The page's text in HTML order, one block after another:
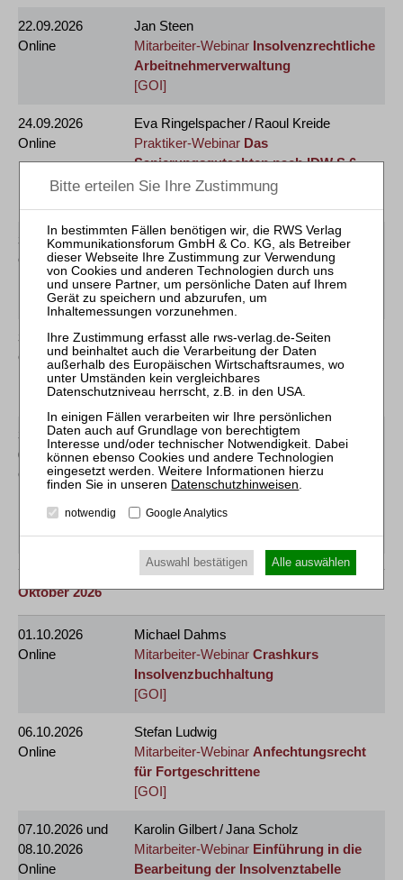
22.09.2026
Online
Jan Steen
Mitarbeiter-Webinar Insolvenzrechtliche
Arbeitnehmerverwaltung
[GOI]
24.09.2026
Online
Eva Ringelspacher / Raoul Kreide
Praktiker-Webinar Das
Sanierungsgutachten nach IDW S 6
[§ 15 FAO]
30.09.2026
Online
Reinhard Bork
Praktiker-Webinar90 Minuten
Anfechtungsrecht aktuell
[§ 15 FAO]
30.09.2026
Online
Ralf Josten
Praktiker-WebinarKredit in Krise und
Sanierung
[§ 15 FAO]
30.09.2026 und
01.10.2026
Online
Frank Thomas Zimmer
Mitarbeiter-Webinar2 x 3 Stunden:
Vergütungen des (vorläufigen)
Insolvenzverwalters und des
Treuhänders
[GOI]
Oktober 2026
01.10.2026
Online
Michael Dahms
Mitarbeiter-Webinar Crashkurs
Insolvenzbuchhaltung
[GOI]
06.10.2026
Online
Stefan Ludwig
Mitarbeiter-Webinar Anfechtungsrecht
für Fortgeschrittene
[GOI]
07.10.2026 und
08.10.2026
Online
Karolin Gilbert / Jana Scholz
Mitarbeiter-Webinar Einführung in die
Bearbeitung der Insolvenztabelle
Datenschutzhinweisen.
notwendig Google Analytics
Auswahl bestätigen Alle auswählen